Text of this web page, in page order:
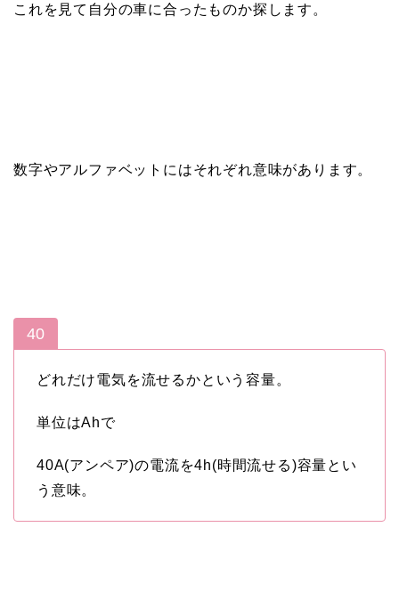
これを見て自分の車に合ったものか探します。
数字やアルファベットにはそれぞれ意味があります。
40
どれだけ電気を流せるかという容量。
単位はAhで
40A(アンペア)の電流を4h(時間流せる)容量とい
う意味。